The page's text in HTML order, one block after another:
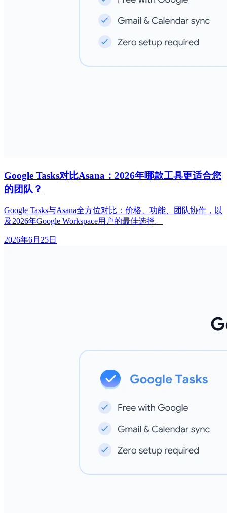
Google Tasks对比Asana：2026年哪款工具更适合您
的团队？
Google Tasks与Asana全方位对比：价格、功能、团队协作，以
及2026年Google Workspace用户的最佳选择。
2026年6月25日